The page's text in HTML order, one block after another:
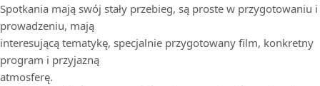
Spotkania mają swój stały przebieg, są proste w przygotowaniu i
prowadzeniu, mają
interesującą tematykę, specjalnie przygotowany film, konkretny
program i przyjazną
atmosferę.